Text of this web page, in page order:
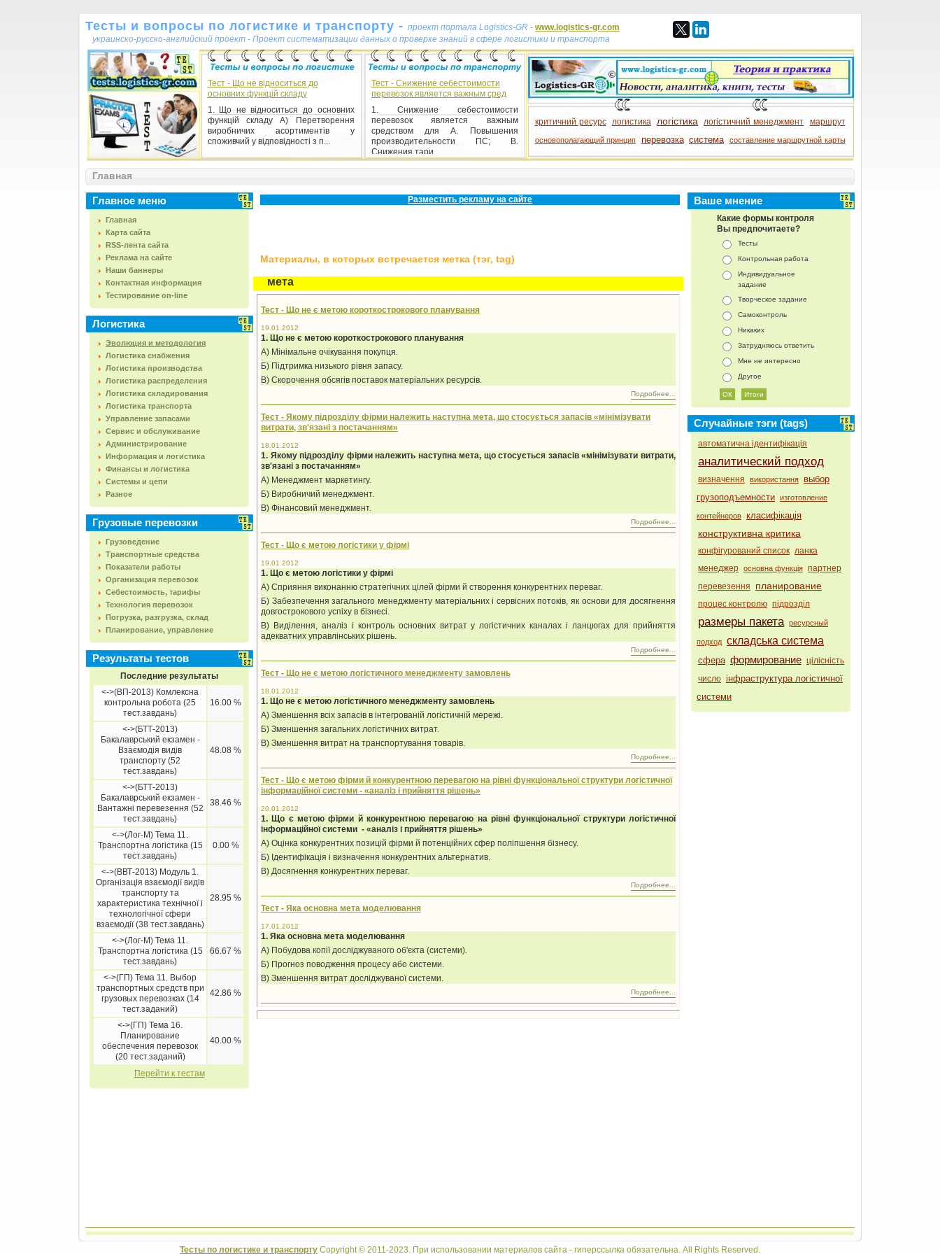
Тесты и вопросы по логистике и транспорту - проект портала Logistics-GR - www.logistics-gr.com
украинско-русско-английский проект - Проект систематизации данных о проверке знаний в сфере логистики и транспорта
Тест - Що не відноситься до
основних функцій складу
1. Що не відноситься до основних
функцій складу А) Перетворення
виробничих асортиментів у
споживчий у відповідності з п...
Тест - Снижение себестоимости
перевозок является важным сред
1. Снижение себестоимости
перевозок является важным
средством для A. Повышения
производительности ПС; B.
Снижения тари...
критичний ресурс логистика логістика логістичний менеджмент маршрут
основополагающий принцип перевозка система составление маршрутной карты
тест
Главная
Главное меню
Главная
Карта сайта
RSS-лента сайта
Реклама на сайте
Наши баннеры
Контактная информация
Тестирование on-line
Логистика
Эволюция и методология
Логистика снабжения
Логистика производства
Логистика распределения
Логистика складирования
Логистика транспорта
Управление запасами
Сервис и обслуживание
Администрирование
Информация и логистика
Финансы и логистика
Системы и цепи
Разное
Грузовые перевозки
Грузоведение
Транспортные средства
Показатели работы
Организация перевозок
Себестоимость, тарифы
Технология перевозок
Погрузка, разгрузка, склад
Планирование, управление
Результаты тестов
Последние результаты
<->(ВП-2013) Комлексна
контрольна робота (25
тест.завдань)
16.00 %
<->(БТТ-2013)
Бакалаврський екзамен -
Взаємодія видів
транспорту (52
тест.завдань)
48.08 %
<->(БТТ-2013)
Бакалаврський екзамен -
Вантажні перевезення (52
тест.завдань)
38.46 %
<->(Лог-М) Тема 11.
Транспортна логістика (15
тест.завдань)
0.00 %
<->(ВВТ-2013) Модуль 1.
Організація взаємодії видів
транспорту та
характеристика технічної і
технологічної сфери
взаємодії (38 тест.завдань)
28.95 %
<->(Лог-М) Тема 11.
Транспортна логістика (15
тест.завдань)
66.67 %
<->(ГП) Тема 11. Выбор
транспортных средств при
грузовых перевозках (14
тест.заданий)
42.86 %
<->(ГП) Тема 16.
Планирование
обеспечения перевозок
(20 тест.заданий)
40.00 %
Перейти к тестам
Разместить рекламу на сайте
Материалы, в которых встречается метка (тэг, tag)
мета
Тест - Що не є метою короткострокового планування
19.01.2012
1. Що не є метою короткострокового планування
А) Мінімальне очікування покупця.
Б) Підтримка низького рівня запасу.
В) Скорочення обсягів поставок матеріальних ресурсів.
Подробнее...
Тест - Якому підрозділу фірми належить наступна мета, що стосується запасів «мінімізувати
витрати, зв'язані з постачанням»
18.01.2012
1. Якому підрозділу фірми належить наступна мета, що стосується запасів «мінімізувати витрати,
зв'язані з постачанням»
А) Менеджмент маркетингу.
Б) Виробничий менеджмент.
В) Фінансовий менеджмент.
Подробнее...
Тест - Що є метою логістики у фірмі
19.01.2012
1. Що є метою логістики у фірмі
А) Сприяння виконанню стратегічних цілей фірми й створення конкурентних переваг.
Б) Забезпечення загального менеджменту матеріальних і сервісних потоків, як основи для досягнення
довгострокового успіху в бізнесі.
В) Виділення, аналіз і контроль основних витрат у логістичних каналах і ланцюгах для прийняття
адекватних управлінських рішень.
Подробнее...
Тест - Що не є метою логістичного менеджменту замовлень
18.01.2012
1. Що не є метою логістичного менеджменту замовлень
А) Зменшення всіх запасів в інтегрованій логістичній мережі.
Б) Зменшення загальних логістичних витрат.
В) Зменшення витрат на транспортування товарів.
Подробнее...
Тест - Що є метою фірми й конкурентною перевагою на рівні функціональної структури логістичної
інформаційної системи - «аналіз і прийняття рішень»
20.01.2012
1. Що є метою фірми й конкурентною перевагою на рівні функціональної структури логістичної
інформаційної системи - «аналіз і прийняття рішень»
А) Оцінка конкурентних позицій фірми й потенційних сфер поліпшення бізнесу.
Б) Ідентифікація і визначення конкурентних альтернатив.
В) Досягнення конкурентних переваг.
Подробнее...
Тест - Яка основна мета моделювання
17.01.2012
1. Яка основна мета моделювання
А) Побудова копії досліджуваного об'єкта (системи).
Б) Прогноз поводження процесу або системи.
В) Зменшення витрат досліджуваної системи.
Подробнее...
Ваше мнение
Какие формы контроля
Вы предпочитаете?
Тесты
Контрольная работа
Индивидуальное
задание
Творческое задание
Самоконтроль
Никаких
Затрудняюсь ответить
Мне не интересно
Другое
Случайные тэги (tags)
автоматична ідентифікація
аналитический подход
визначення використання
выбор
грузоподъемности изготовление
контейнеров класифікація
конструктивна критика
конфігурований список ланка
менеджер основна функція партнер
перевезення
планирование
процес контролю підрозділ
размеры пакета ресурсный
подход складська система
сфера формирование цілісність
число інфраструктура логістичної
системи
Тесты по логистике и транспорту Copyright © 2011-2023. При использовании материалов сайта - гиперссылка обязательна. All Rights Reserved.